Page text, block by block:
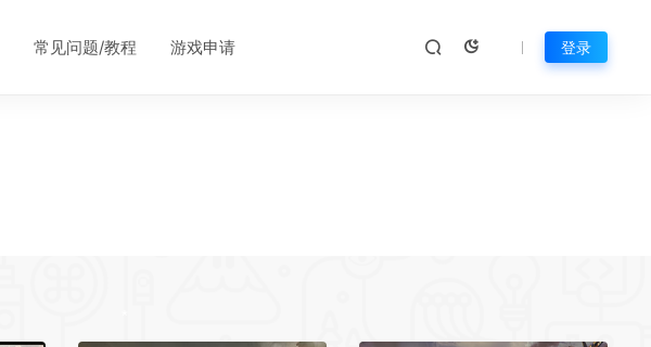
常见问题/教程 游戏申请 登录